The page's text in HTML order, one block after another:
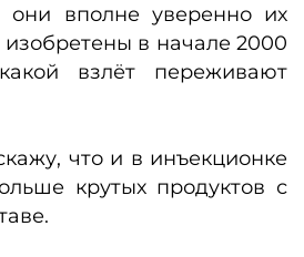
они вполне уверенно их
изобретены в начале 2000
взлёт переживают
что и в инъекционке
крутых продуктов с